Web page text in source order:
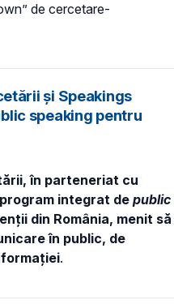
de cercetare-
și Speakings
speaking pentru
în parteneriat cu
integrat de public
din România, menit să
în public, de
.